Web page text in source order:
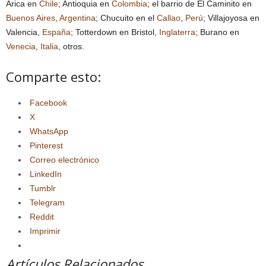
Arica en Chile; Antioquia en Colombia; el barrio de El Caminito en
Buenos Aires Argentina; Chucuito en el Callao Perú; Villajoyosa en
Valencia, España; Totterdown en Bristol, Inglaterra; Burano en
Venecia
Italia , otros.
Comparte esto:
Facebook
X
WhatsApp
Pinterest
Correo electrónico
LinkedIn
Tumblr
Telegram
Reddit
Imprimir